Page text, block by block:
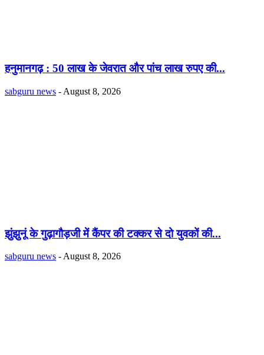
हनुमानगढ़ : 50 लाख के जेवरात और पांच लाख रुपए की...
sabguru news - August 8, 2026
झुंझुनूं के गुढ़ागौड़जी में कैंपर की टक्कर से दो युवकों की...
sabguru news - August 8, 2026